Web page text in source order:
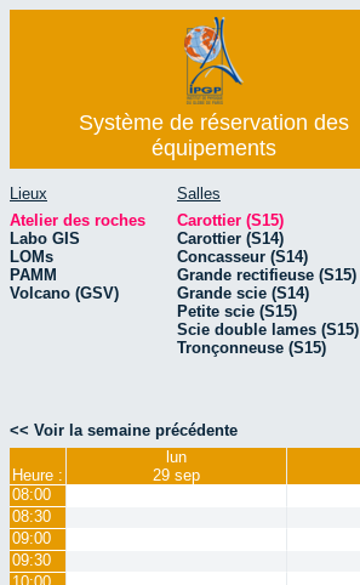
Système de réservation des
équipements
Lieux
Atelier des roches
Labo GIS
LOMs
PAMM
Volcano (GSV)
Salles
Carottier (S15)
Carottier (S14)
Concasseur (S14)
Grande rectifieuse (S15)
Grande scie (S14)
Petite scie (S15)
Scie double lames (S15)
Tronçonneuse (S15)
<< Voir la semaine précédente
Heure :
lun
29 sep
08:00
08:30
09:00
09:30
10:00